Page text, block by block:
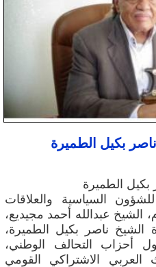
بكيل الطميرة
بكيل الطميرة
السياسية والعلاقات
الشيخ عبدالله أحمد مجيديع،
الشيخ ناصر بكيل الطميرة،
أحزاب التحالف الوطني،
الاشتراكي القومي